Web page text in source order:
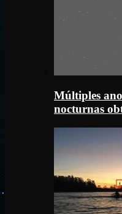
Múltiples
nocturnas